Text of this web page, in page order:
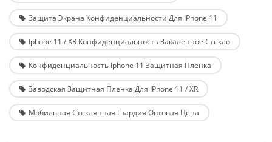
Защита Экрана Конфиденциальности Для IPhone 11
Iphone 11 / XR Конфиденциальность Закаленное Стекло
Конфиденциальность Iphone 11 Защитная Пленка
Заводская Защитная Пленка Для IPhone 11 / XR
Мобильная Стеклянная Гвардия Оптовая Цена